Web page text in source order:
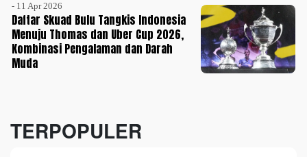
- 11 Apr 2026
Daftar Skuad Bulu Tangkis Indonesia
Menuju Thomas dan Uber Cup 2026,
Kombinasi Pengalaman dan Darah
Muda
TERPOPULER